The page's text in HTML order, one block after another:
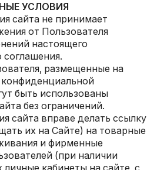
УСЛОВИЯ
сайта не принимает
от Пользователя
настоящего
соглашения.
размещенные на
быть использованы
без ограничений.
сайта вправе делать ссылку
их на Cайте) на товарные
и фирменные
(при наличии
кабинеты на сайте, с